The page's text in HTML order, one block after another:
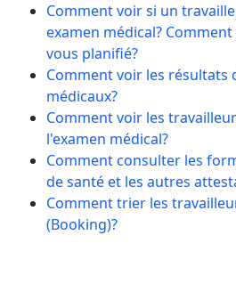
Comment voir si un
examen médical?
vous planifié?
Comment voir les résultats
médicaux?
Comment voir les
l'examen médical?
Comment consulter les
de santé et les autres
Comment trier les
(Booking)?